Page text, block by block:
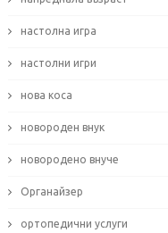
настолна игра
настолни игри
нова коса
новороден внук
новородено внуче
Органайзер
ортопедични услуги